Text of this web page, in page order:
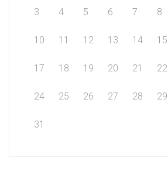
3 4 5 6 7 8
10 11 12 13 14 15
17 18 19 20 21 22
24 25 26 27 28 29
31